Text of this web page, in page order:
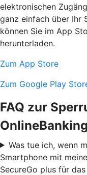
elektronischen
ganz einfach über Ihr
können Sie im App
herunterladen.
Zum App Store
Zum Google Play
FAQ zur
OnlineBanking
Was tue ich, wenn
Smartphone mit
SecureGo plus für